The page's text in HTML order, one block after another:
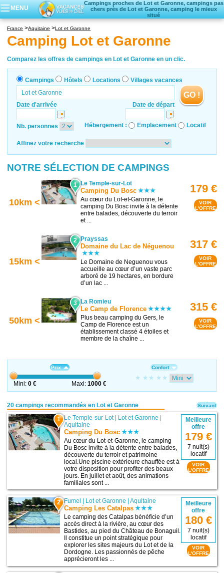
MENU
Campings proches de Lot et Garonne, campings pas
chers près de Lot et Garonne, camping le mieux
situé
Hôtels
Locations vacances
Villages vacances
France Aquitaine Lot et Garonne
Camping Lot et Garonne
Comparez les offres de campings en Lot et Garonne en un clic.
Campings Hôtels Locations Villages vacances
Date d'arrivée Date de départ
GO !
Nb. personnes Hébergement : Emplacement Locatif
Affinez votre recherche
NOTRE SÉLECTION DE CAMPINGS
10km <
1 Le Temple-sur-Lot
Camping Du Bosc
Au cœur du Lot-et-Garonne, le
camping Du Bosc invite à la détente
entre balades, découverte du terroir
et ...
179 €
VOIR
L'OFFRE
15km <
2 Prayssas
Domaine du Lac de Néguenou
Le Domaine de Neguenou vous
accueille au cœur d’un vaste parc
arboré de 19 hectares, en bordure
d’un lac ...
317 €
VOIR
L'OFFRE
50km <
3 La Romieu
Le Camp de Florence
Plus beau camping du Gers, le
Camp de Florence est un
établissement classé 4 étoiles et
membre de la chaîne ...
315 €
VOIR
L'OFFRE
Prix
Mini: 0 € Maxi: 1000 €
Confort
20 campings recommandés en Lot et Garonne
1 Le Temple-sur-Lot| Lot et Garonne |
Aquitaine
Camping Du Bosc
Au cœur du Lot-et-Garonne, le camping
Du Bosc invite à la détente entre balades,
découverte du terroir et patrimoine
local.Une piscine extérieure chauffée est à
votre disposition pour profiter des beaux
jours. En juillet et août, des animations
familiales sont ...
Meilleure
offre
179 €
7 nuit(s)
locatif
VOIR
L'OFFRE
2 Fumel Lot et Garonne |Aquitaine
Camping Les Catalpas
Le camping des Catalpas bénéficie d’un
accès direct à la rivière, au cœur des
Bastides, au pied du Château de Bonaguil.
Il constitue un point stratégique pour
explorer les sites majeurs du Lot et de la
Dordogne. Les passionnés de pêche
apprécieront les ...
Meilleure
offre
180 €
7 nuit(s)
locatif
VOIR
L'OFFRE
Suivant